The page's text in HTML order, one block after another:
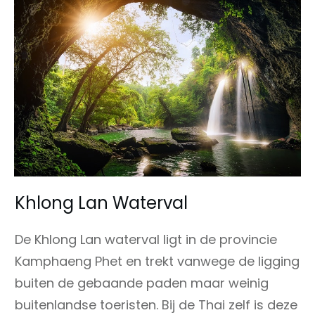
Khlong Lan Waterval
De Khlong Lan waterval ligt in de provincie
Kamphaeng Phet en trekt vanwege de ligging
buiten de gebaande paden maar weinig
buitenlandse toeristen. Bij de Thai zelf is deze